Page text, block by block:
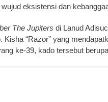
eksistensi dan
The Jupiters di Lanud
Kisha “Razor” yang
ke-39, kado tersebut